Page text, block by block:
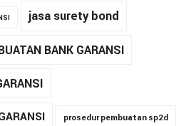
jasa surety bond
BANK GARANSI
prosedur pembuatan sp2d